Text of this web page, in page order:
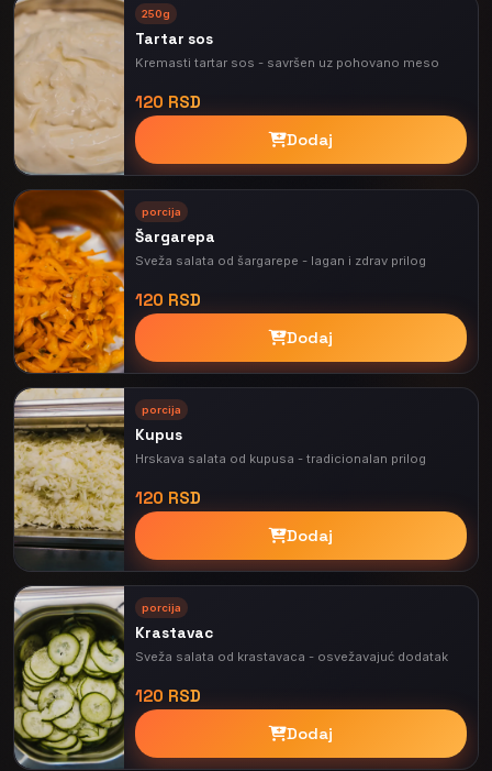
250g
Tartar sos
Kremasti tartar sos - savršen uz pohovano meso
120 RSD
Dodaj
porcija
Šargarepa
Sveža salata od šargarepe - lagan i zdrav prilog
120 RSD
Dodaj
porcija
Kupus
Hrskava salata od kupusa - tradicionalan prilog
120 RSD
Dodaj
porcija
Krastavac
Sveža salata od krastavaca - osvežavajuć dodatak
120 RSD
Dodaj